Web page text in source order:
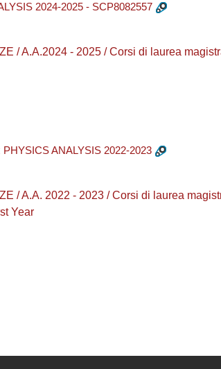
2024-2025 - SCP8082557
/ A.A.2024 - 2025 / Corsi di laurea
ANALYSIS 2022-2023
/ A.A. 2022 - 2023 / Corsi di laurea
Year